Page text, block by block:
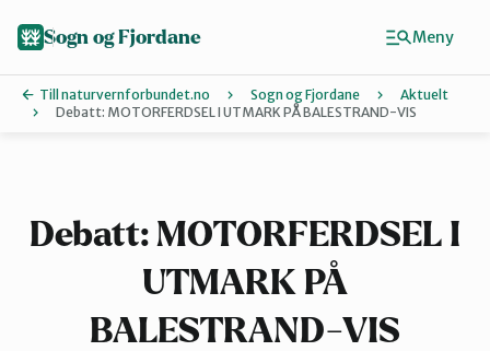
Bremanger
Sogn og Fjordane
Till naturvernforbundet.no Sogn og Fjordane
Aktuelt
Debatt: MOTORFERDSEL I UTMARK PÅ BALESTRAND-VIS
Debatt: MOTORFERDSEL I
UTMARK PÅ
BALESTRAND-VIS